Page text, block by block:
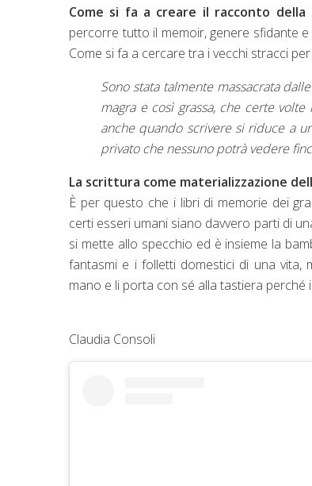
Come si fa a creare il racconto
percorre tutto il memoir, genere sfidante
Come si fa a cercare tra i vecchi stracci
Sono stata talmente massacrata
magra e così grassa, che certe
anche quando scrivere si riduce a
privato che nessuno potrà vedere
La scrittura come materializzazione
È per questo che i libri di memorie dei
certi esseri umani siano davvero parti di
si mette allo specchio ed è insieme la
fantasmi e i folletti domestici di una vita,
mano e li porta con sé alla tastiera
Claudia Consoli